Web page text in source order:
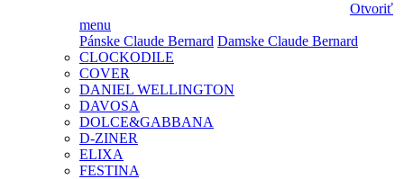
Otvoriť
menu
Pánske Claude Bernard Damske Claude Bernard
CLOCKODILE
COVER
DANIEL WELLINGTON
DAVOSA
DOLCE&GABBANA
D-ZINER
ELIXA
FESTINA